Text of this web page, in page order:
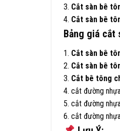
3. Cắt sàn bê
4. Cắt sàn bê
Bảng giá cắt
1. Cắt sàn bê
2. Cắt sàn bê
3. Cắt bê tông
4. cắt đường
5. cắt đường
6. cắt đường